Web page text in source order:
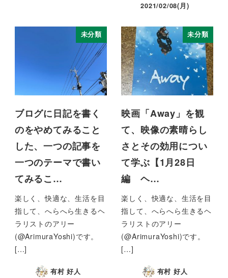
2021/02/08(月)
未分類
ブログに日記を書く
のをやめてみること
した、一つの記事を
一つのテーマで書い
てみるこ…
楽しく、快適な、生活を目
指して、へらへら生きるヘ
ラリストのアリー
(@ArimuraYoshi)です。
[…]
有村 好人
未分類
映画「Away」を観
て、映像の素晴らし
さとその効用につい
て学ぶ【1月28日
編 ヘ…
楽しく、快適な、生活を目
指して、へらへら生きるヘ
ラリストのアリー
(@ArimuraYoshi)です。
[…]
有村 好人